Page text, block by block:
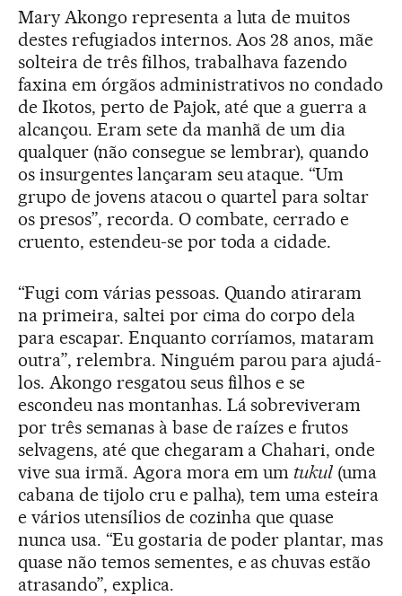
Mary Akongo representa a luta de muitos
destes refugiados internos. Aos 28 anos, mãe
solteira de três filhos, trabalhava fazendo
faxina em órgãos administrativos no condado
de Ikotos, perto de Pajok, até que a guerra a
alcançou. Eram sete da manhã de um dia
qualquer (não consegue se lembrar), quando
os insurgentes lançaram seu ataque. “Um
grupo de jovens atacou o quartel para soltar
os presos”, recorda. O combate, cerrado e
cruento, estendeu-se por toda a cidade.
“Fugi com várias pessoas. Quando atiraram
na primeira, saltei por cima do corpo dela
para escapar. Enquanto corríamos, mataram
outra”, relembra. Ninguém parou para ajudá-
los. Akongo resgatou seus filhos e se
escondeu nas montanhas. Lá sobreviveram
por três semanas à base de raízes e frutos
selvagens, até que chegaram a Chahari, onde
vive sua irmã. Agora mora em um tukul (uma
cabana de tijolo cru e palha), tem uma esteira
e vários utensílios de cozinha que quase
nunca usa. “Eu gostaria de poder plantar, mas
quase não temos sementes, e as chuvas estão
atrasando”, explica.